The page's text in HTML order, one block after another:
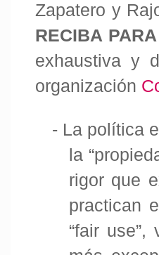
Zapatero y
RECIBA
exhaustiva y
organización
- La política
la
rigor que
practican
“fair